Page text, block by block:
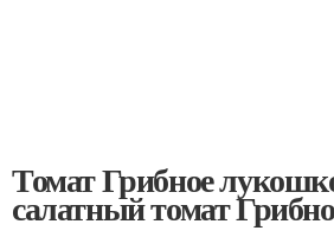
Томат Грибное
салатный томат